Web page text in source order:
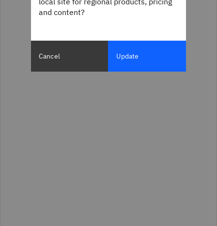
and content?
Cancel Update